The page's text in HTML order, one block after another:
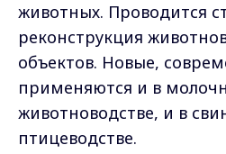
животных. Проводится
реконструкция
объектов. Новые,
применяются и в
животноводстве, и в
птицеводстве.